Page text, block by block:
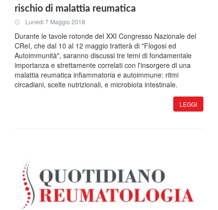
rischio di malattia reumatica
Lunedi 7 Maggio 2018
Durante le tavole rotonde del XXI Congresso Nazionale del
CReI, che dal 10 al 12 maggio tratterà di "Flogosi ed
Autoimmunità", saranno discussi tre temi di fondamentale
importanza e strettamente correlati con l'insorgere di una
malattia reumatica infiammatoria e autoimmune: ritmi
circadiani, scelte nutrizionali, e microbiota intestinale.
LEGGI